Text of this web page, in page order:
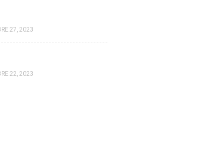
27, 2023
22, 2023